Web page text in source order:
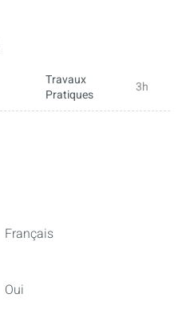
Travaux
Pratiques
3h
Français
Oui